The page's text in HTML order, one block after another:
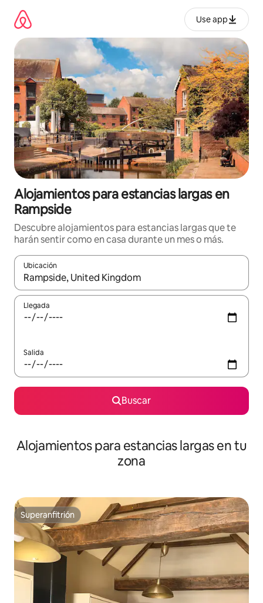
contenido
Use app
Alojamientos para estancias largas en
Rampside
Descubre alojamientos para estancias largas que te
harán sentir como en casa durante un mes o más.
Ubicación
Cuando los resultados estén disponibles, podrás navegar
Llegada
Salida
Buscar
Alojamientos para estancias largas en tu
zona
Superanfitrión
Superanfitrión